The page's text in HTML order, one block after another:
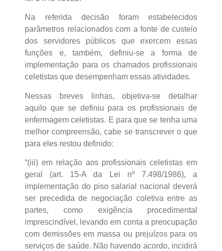
Na referida decisão foram estabelecidos
parâmetros relacionados com a fonte de custeio
dos servidores públicos que exercem essas
funções e, também, definiu-se a forma de
implementação para os chamados profissionais
celetistas que desempenham essas atividades.
Nessas breves linhas, objetiva-se detalhar
aquilo que se definiu para os profissionais de
enfermagem celetistas. E para que se tenha uma
melhor compreensão, cabe se transcrever o que
para eles restou definido:
“(iii) em relação aos profissionais celetistas em
geral (art. 15-A da Lei nº 7.498/1986), a
implementação do piso salarial nacional deverá
ser precedida de negociação coletiva entre as
partes, como exigência procedimental
imprescindível, levando em conta a preocupação
com demissões em massa ou prejuízos para os
serviços de saúde. Não havendo acordo, incidirá